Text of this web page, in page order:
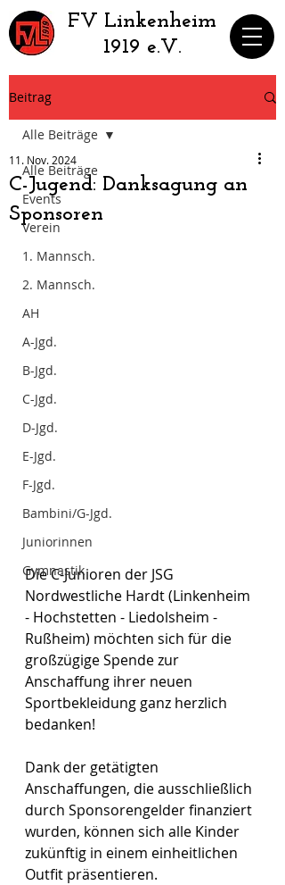
​FV Linkenheim
1919 e.V.
Beitrag
Alle Beiträge
Events
Verein
1. Mannsch.
2. Mannsch.
AH
A-Jgd.
B-Jgd.
C-Jgd.
D-Jgd.
E-Jgd.
F-Jgd.
Bambini/G-Jgd.
Juniorinnen
Gymnastik
Alle Beiträge
C-Jugend: Danksagung an
Sponsoren
11. Nov. 2024
Die C-Junioren der JSG
Nordwestliche Hardt (Linkenheim
- Hochstetten - Liedolsheim -
Rußheim) möchten sich für die
großzügige Spende zur
Anschaffung ihrer neuen
Sportbekleidung ganz herzlich
bedanken!
Dank der getätigten
Anschaffungen, die ausschließlich
durch Sponsorengelder finanziert
wurden, können sich alle Kinder
zukünftig in einem einheitlichen
Outfit präsentieren.